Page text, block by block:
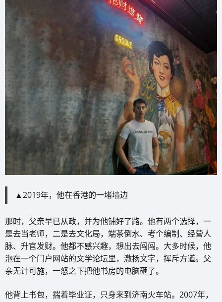
▲2019年，他在香港的一堵墙边
那时，父亲早已从政，并为他铺好了路。他有两个选择，一
是去当老师，二是去文化局，端茶倒水、考个编制、经营人
脉、升官发财。他都不感兴趣，想出去闯闯。大多时候，他
泡在一个门户网站的文学论坛里，激扬文字，挥斥方遒。父
亲无计可施，一怒之下把他书房的电脑砸了。
他背上书包，揣着毕业证，只身来到济南火车站。2007年，